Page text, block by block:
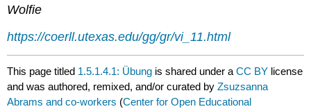
Wolfie
https://coerll.utexas.edu/gg/gr/vi_11.html
This page titled 1.5.1.4.1: Übung is shared under aCC BY license
and was authored, remixed, and/or curated byZsuzsanna
Abrams and co-workers (Center for Open Educational